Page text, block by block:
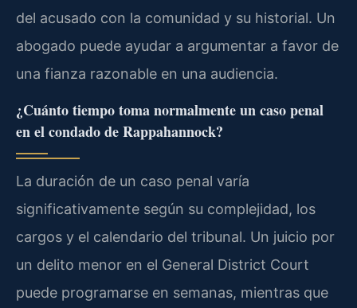
del acusado con la comunidad y su historial. Un
abogado puede ayudar a argumentar a favor de
una fianza razonable en una audiencia.
¿Cuánto tiempo toma normalmente un caso penal
en el condado de Rappahannock?
La duración de un caso penal varía
significativamente según su complejidad, los
cargos y el calendario del tribunal. Un juicio por
un delito menor en el General District Court
puede programarse en semanas, mientras que